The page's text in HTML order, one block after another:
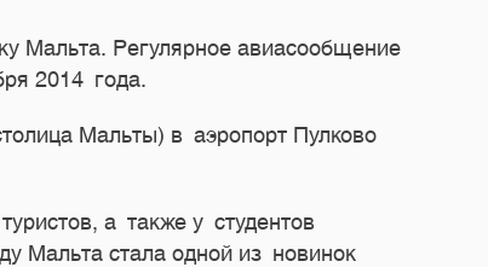
Мальта. Регулярное авиасообщение
2014 года.
Мальты) в аэропорт Пулково
а также у студентов
Мальта стала одной из новинок